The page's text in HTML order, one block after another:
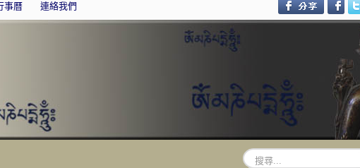
事曆 連絡我們